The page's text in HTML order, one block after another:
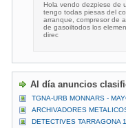
Hola vendo dezpiese de
tengo todas piesas del
arranque, compresor de
de gasoiltodos los
direc
Al día anuncios
TGNA-URB MONNARS -
ARCHIVADORES
DETECTIVES TARRAGONA 1